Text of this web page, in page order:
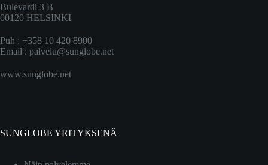
Bulevardi 3 B
00120 HELSINKI
Puh : +358 10 420 8900
Email : palvelu@sunglobe.net
www.sunglobe.net
SUNGLOBE YRITYKSENÄ